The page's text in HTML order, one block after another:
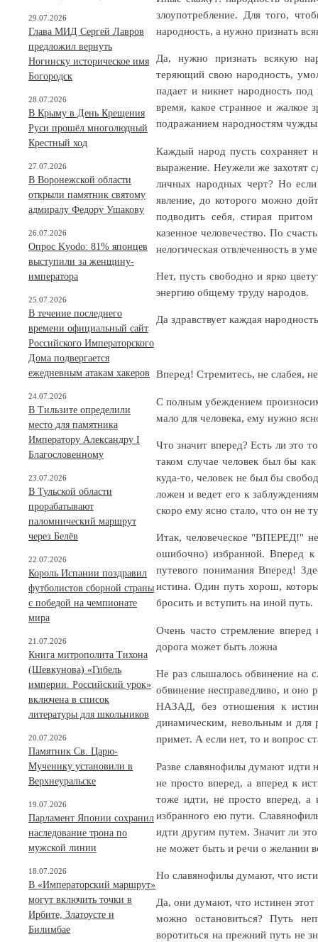
злоупотребление. Для того,
народность, а нужно признать
Да, нужно признать всякую
теряющий свою народность,
падает и никнет народность
время, какое странное и жалкое
подражанием народностям
Каждый народ пусть сохраняет
выражение. Неужели же захотят
личных народных черт? Но если
явление, до которого можно
подводить себя, стирая
казенное человечество. По
нелогическая отвлеченность в
Нет, пусть свободно и ярко
энергию общему труду народов.
Да здравствует каждая
Вперед! Стремитесь, не слабея,
С полным убеждением
мало для человека, ему нужно
Что значит вперед? Есть ли это
таком случае человек был бы
куда-то, человек не был бы
ложен и ведет его к
скоро ему ясно стало, что он не
Итак, человеческое "ВПЕРЕД!"
ошибочно) избранной. Вперед
путевого понимания Вперед!
истина. Один путь хорош,
бросить и вступить на иной путь.
Очень часто стремление
дорога может быть ложна
Не раз слышалось обвинение на
обвинение несправедливо, и оно
НАЗАД, без отношения к
динамическим, невольным и для
примет. А если нет, то и вопрос
Разве славянофилы думают идти
не просто вперед, а вперед к
тоже идти, не просто вперед, а
избранного ею пути.
идти другим путем. Значит ли
не может быть и речи о желании
Но славянофилы думают, что
Да, они думают, что истинен этот
можно остановиться? Путь
воротиться на прежний путь не
Глава МИД Сергей Лавров
предложил вернуть
Ногинску историческое имя
Богородск
29.07.2026
В Крыму в День Крещения
Руси прошёл многолюдный
Крестный ход
28.07.2026
В Воронежской области
открыли памятник святому
адмиралу Федору Ушакову
27.07.2026
Опрос Kyodo: 81% японцев
выступили за женщину-
императора
26.07.2026
В течение последнего
времени официальный сайт
Российского Императорского
Дома подвергается
ежедневным атакам хакеров
25.07.2026
В Тильзите определили
место для памятника
Императору Александру I
Благословенному
24.07.2026
В Тульской области
прорабатывают
паломнический маршрут
через Белёв
23.07.2026
Король Испании поздравил
футболистов сборной страны
с победой на чемпионате
мира
22.07.2026
Книга митрополита Тихона
(Шевкунова) «Гибель
империи. Российский урок»
включена в список
литературы для школьников
21.07.2026
Памятник Св. Царю-
Мученику установили в
Верхнеуральске
20.07.2026
Парламент Японии сохранил
наследование трона по
мужской линии
19.07.2026
В «Императорский маршрут»
могут включить точки в
Ирбите, Златоусте и
Билимбае
18.07.2026